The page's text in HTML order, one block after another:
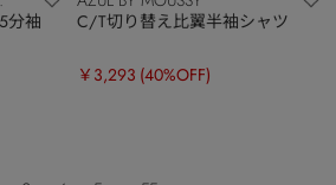
分袖
C/T切り替え比翼半袖シャツ
￥3,293 (40%OFF)